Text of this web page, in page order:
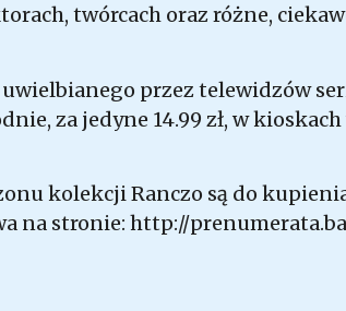
twórcach oraz różne,
przez telewidzów
za jedyne 14.99 zł, w kioskach
kolekcji Ranczo są do
na stronie: http://